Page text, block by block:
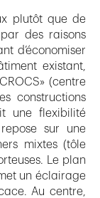
plutôt que de
des raisons
d’économiser
existant,
(centre
constructions
une flexibilité
sur une
mixtes (tôle
Le plan
un éclairage
Au centre,